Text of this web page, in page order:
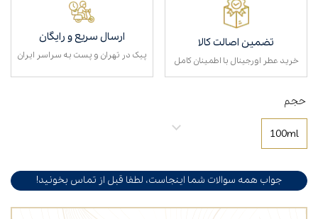
تضمین اصالت کالا
خرید عطر اورجینال با اطمینان کامل
ارسال سریع و رایگان
پیک در تهران و پست به سراسر ایران
حجم
100ml
جواب همه سوالات شما اینجاست، لطفا قبل از تماس بخونید!